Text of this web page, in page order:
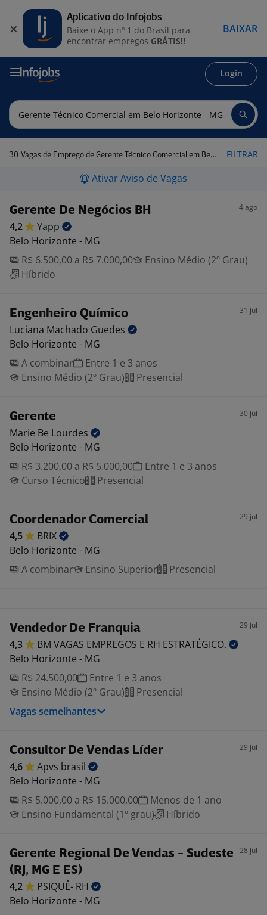
Login
30 Vagas de Emprego de Gerente Técnico Comercial em Belo Horizonte - MG FILTRAR
Ativar Aviso de Vagas
Gerente De Negócios BH 4 ago
4,2
Yapp
Belo Horizonte - MG
R$ 6.500,00 a R$ 7.000,00
Ensino Médio (2º Grau)
Híbrido
Engenheiro Químico 31 jul
Luciana Machado Guedes
Belo Horizonte - MG
A combinar
Entre 1 e 3 anos
Ensino Médio (2º Grau)
Presencial
Gerente 30 jul
Marie Be Lourdes
Belo Horizonte - MG
R$ 3.200,00 a R$ 5.000,00
Entre 1 e 3 anos
Curso Técnico
Presencial
Coordenador Comercial 29 jul
4,5
BRIX
Belo Horizonte - MG
A combinar
Ensino Superior Presencial
Vendedor De Franquia 29 jul
4,3 BM VAGAS EMPREGOS E RH ESTRATÉGICO.
Belo Horizonte - MG
R$ 24.500,00
Entre 1 e 3 anos
Ensino Médio (2º Grau)
Presencial
Vagas semelhantes
Consultor De Vendas Líder 29 jul
4,6 Apvs brasil
Belo Horizonte - MG
R$ 5.000,00 a R$ 15.000,00
Menos de 1 ano
Ensino Fundamental (1º grau)
Híbrido
Gerente Regional De Vendas - Sudeste
(RJ, MG E ES)
28 jul
4,2 PSIQUÊ- RH
Belo Horizonte - MG
Aplicativo do Infojobs
Baixe o App nº 1 do Brasil para
encontrar empregos GRÁTIS!!
BAIXAR